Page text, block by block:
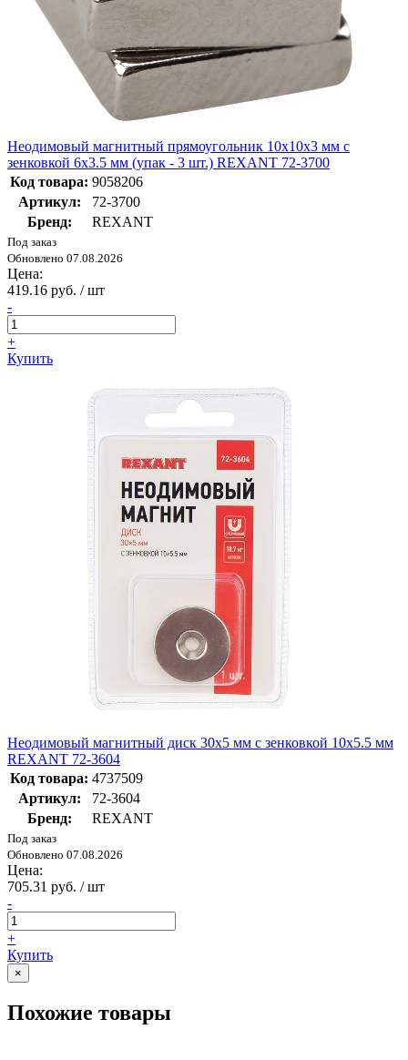
Неодимовый магнитный прямоугольник 10х10х3 мм с
зенковкой 6х3.5 мм (упак - 3 шт.) REXANT 72-3700
Код товара: 9058206
Артикул:
72-3700
Бренд:
REXANT
Под заказ
Обновлено 07.08.2026
Цена:
419.16 руб. / шт
-
+
Купить
Неодимовый магнитный диск 30х5 мм с зенковкой 10х5.5 мм
REXANT 72-3604
Код товара: 4737509
Артикул:
72-3604
Бренд:
REXANT
Под заказ
Обновлено 07.08.2026
Цена:
705.31 руб. / шт
-
+
Купить
×
Похожие товары